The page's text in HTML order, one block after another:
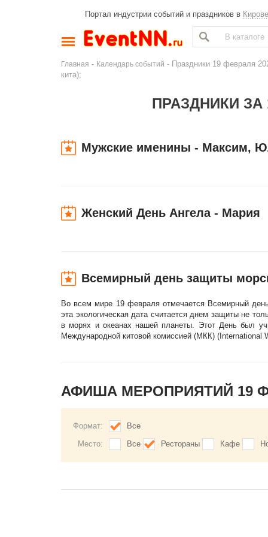
Портал индустрии событий и праздников в Кирове
Главная - Календарь событий - Праздники 19 февраля
кита);
ПРАЗДНИКИ ЗА
Мужские именины - Максим,
Женский День Ангела - Мария
Всемирный день защиты
Во всем мире 19 февраля отмечается Всемирный
эта экологическая дата считается днем защиты не
в морях и океанах нашей планеты. Этот День был
Международной китовой комиссией (МКК) (International
АФИША МЕРОПРИЯТИЙ 19
Формат:
Все
Место:
Все Рестораны Кафе